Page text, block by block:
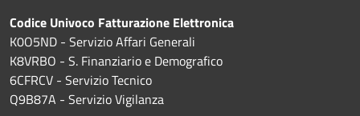
Codice Univoco Fatturazione Elettronica
K0O5ND - Servizio Affari Generali
K8VRBO - S. Finanziario e Demografico
6CFRCV - Servizio Tecnico
Q9B87A - Servizio Vigilanza